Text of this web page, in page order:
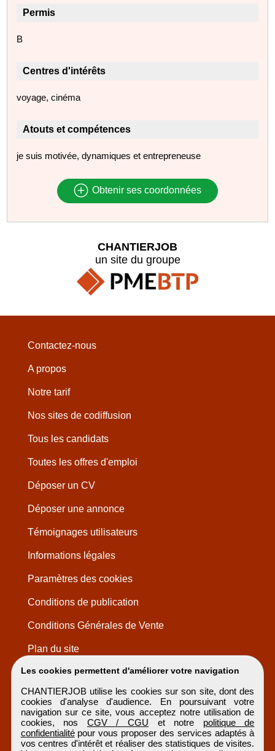
Permis
B
Centres d'intérêts
voyage, cinéma
Atouts et compétences
je suis motivée, dynamiques et entrepreneuse
Obtenir ses coordonnées
Les cookies permettent d'améliorer votre navigation
CHANTIERJOB utilise les cookies sur son site, dont des
cookies d'analyse d'audience. En poursuivant votre
navigation sur ce site, vous acceptez notre utilisation de
cookies, nos CGV / CGU et notre politique de
confidentialitépour vous proposer des services adaptés à
vos centres d'intérêt et réaliser des statistiques de visites.
CHANTIERJOB
un site du groupe
Contactez-nous
A propos
Notre tarif
Nos sites de codiffusion
Tous les candidats
Toutes les offres d'emploi
Déposer un CV
Déposer une annonce
Témoignages utilisateurs
Informations légales
Paramètres des cookies
Conditions de publication
Conditions Générales de Vente
Plan du site